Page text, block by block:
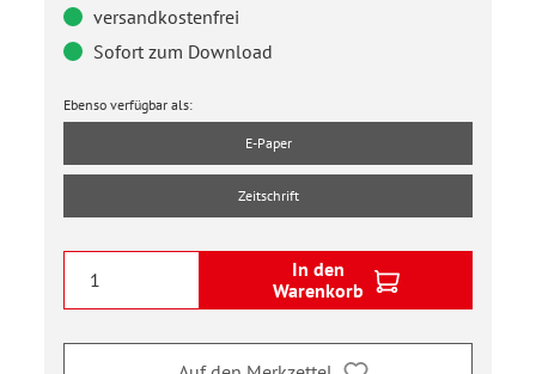
versandkostenfrei
Sofort zum Download
Ebenso verfügbar als:
E-Paper
Zeitschrift
In den
Warenkorb